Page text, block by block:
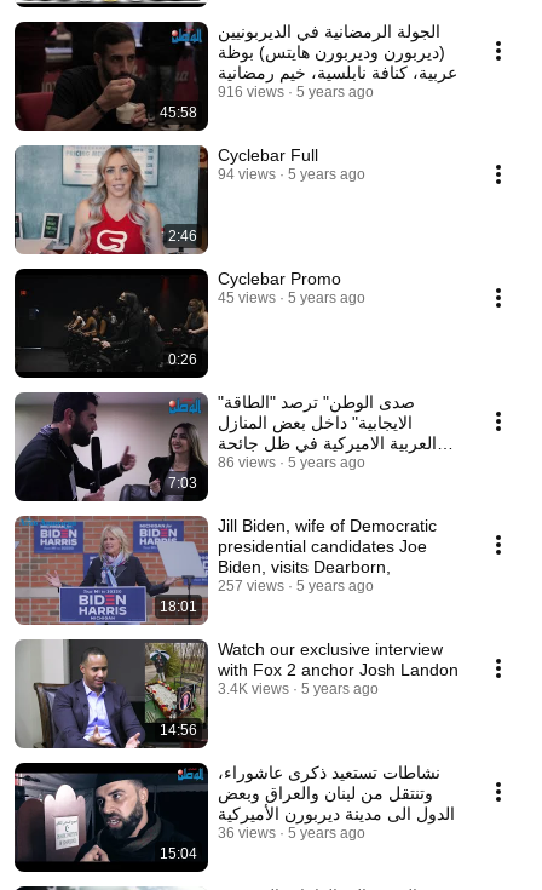
45:58
الجولة الرمضانية في الديربونيين
(ديربورن وديربورن هايتس) بوظة
عربية، كنافة نابلسية، خيم رمضانية
916 views 5 years ago
2:46
Cyclebar Full
94 views 5 years ago
0:26
Cyclebar Promo
45 views 5 years ago
7:03
"صدى الوطن" ترصد "الطاقة
الايجابية" داخل بعض المنازل
العربية الاميركية في ظل جائحة
"كورونا" وتحضيرا
86 views 5 years ago
18:01
Jill Biden, wife of Democratic
presidential candidates Joe
Biden, visits Dearborn,
257 views 5 years ago
14:56
Watch our exclusive interview
with Fox 2 anchor Josh Landon
3.4K views 5 years ago
15:04
نشاطات تستعيد ذكرى عاشوراء،
وتنتقل من لبنان والعراق وبعض
الدول الى مدينة ديربورن الأميركية
36 views 5 years ago